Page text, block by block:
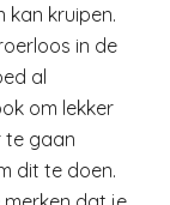
kan kruipen.
in de
al
om lekker
te gaan
dit te doen.